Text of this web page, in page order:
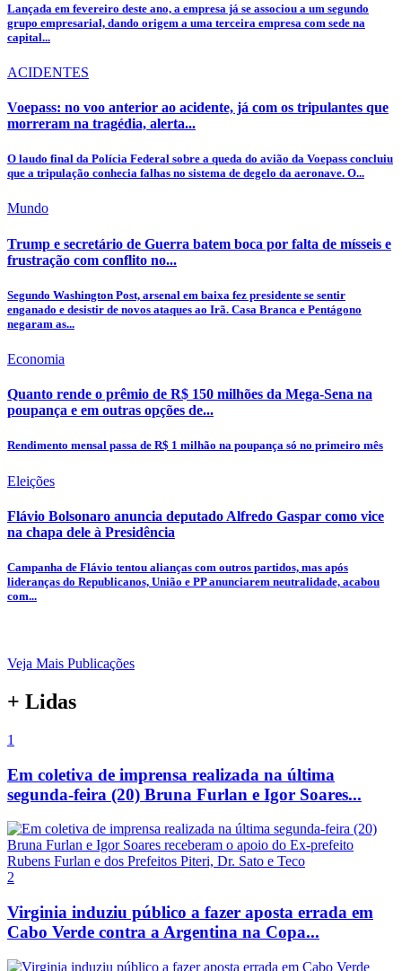
Lançada em fevereiro deste ano, a empresa já se associou a um segundo
grupo empresarial, dando origem a uma terceira empresa com sede na
capital...
ACIDENTES
Voepass: no voo anterior ao acidente, já com os tripulantes que
morreram na tragédia, alerta...
O laudo final da Polícia Federal sobre a queda do avião da Voepass concluiu
que a tripulação conhecia falhas no sistema de degelo da aeronave. O...
Mundo
Trump e secretário de Guerra batem boca por falta de mísseis e
frustração com conflito no...
Segundo Washington Post, arsenal em baixa fez presidente se sentir
enganado e desistir de novos ataques ao Irã. Casa Branca e Pentágono
negaram as...
Economia
Quanto rende o prêmio de R$ 150 milhões da Mega-Sena na
poupança e em outras opções de...
Rendimento mensal passa de R$ 1 milhão na poupança só no primeiro mês
Eleições
Flávio Bolsonaro anuncia deputado Alfredo Gaspar como vice
na chapa dele à Presidência
Campanha de Flávio tentou alianças com outros partidos, mas após
lideranças do Republicanos, União e PP anunciarem neutralidade, acabou
com...
Veja Mais Publicações
+ Lidas
1
Em coletiva de imprensa realizada na última
segunda-feira (20) Bruna Furlan e Igor Soares...
2
Virginia induziu público a fazer aposta errada em
Cabo Verde contra a Argentina na Copa...